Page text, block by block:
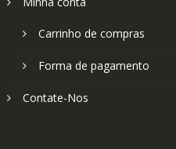
Carrinho de compras
Forma de pagamento
Contate-Nos